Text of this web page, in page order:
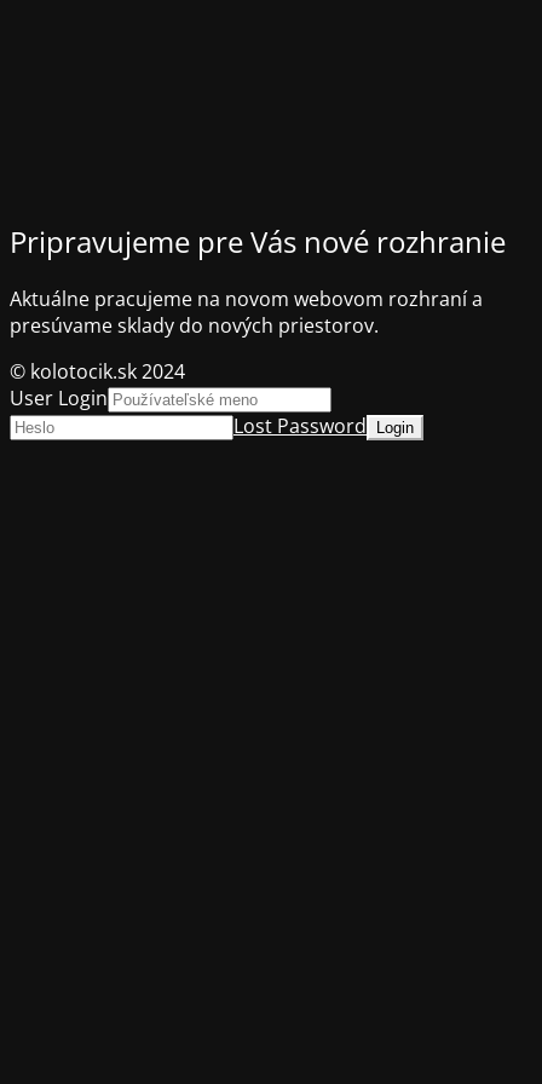
Pripravujeme pre Vás nové rozhranie
Aktuálne pracujeme na novom webovom rozhraní a
presúvame sklady do nových priestorov.
© kolotocik.sk 2024
User Login
Lost Password